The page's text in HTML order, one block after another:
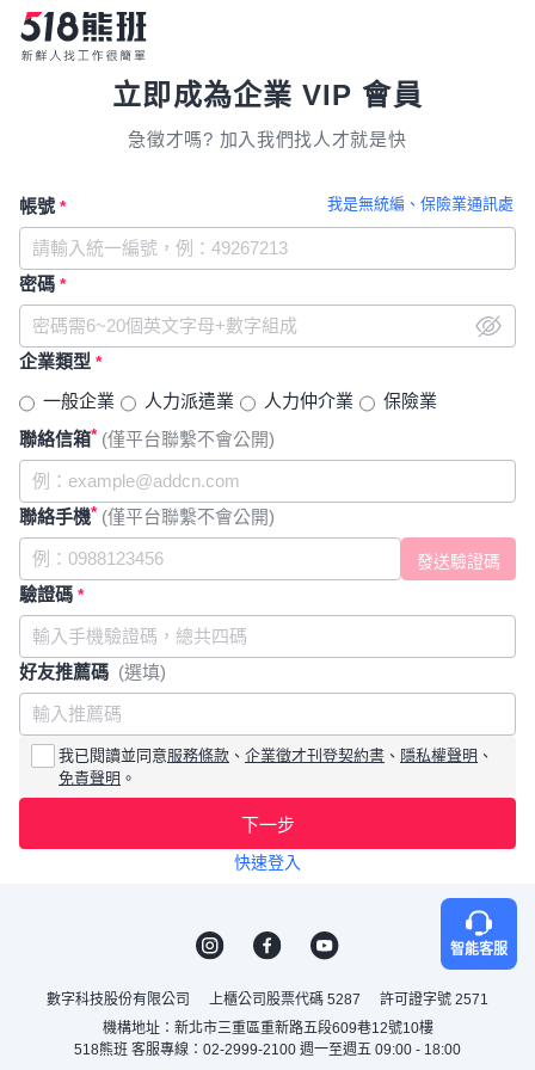
立即成為企業 VIP 會員
急徵才嗎? 加入我們找人才就是快
我是無統編、保險業通訊處
帳號 *
密碼 *
企業類型 *
一般企業 人力派遣業 人力仲介業
保險業
聯絡信箱* (僅平台聯繫不會公開)
聯絡手機* (僅平台聯繫不會公開)
驗證碼 *
好友推薦碼 (選填)
我已閱讀並同意服務條款 、 企業徵才刊登契約書 、 隱私權聲明 、
免責聲明 。
下一步
快速登入
智能客服
數字科技股份有限公司 上櫃公司股票代碼 5287
許可證字號 2571
機構地址：新北市三重區重新路五段609巷12號10樓
518熊班 客服專線：02-2999-2100 週一至週五 09:00 - 18:00